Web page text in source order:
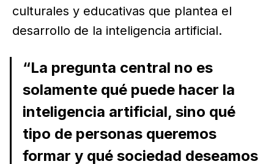
culturales y educativas que plantea el
desarrollo de la inteligencia artificial.
“La pregunta central no es
solamente qué puede hacer la
inteligencia artificial, sino qué
tipo de personas queremos
formar y qué sociedad deseamos